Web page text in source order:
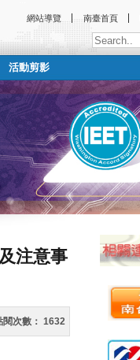
網站導覽 南臺首頁
活動剪影
注意事
閱次數： 1632